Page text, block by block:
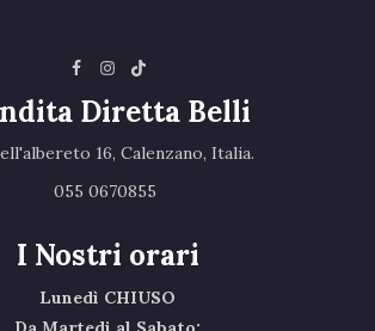
Diretta Belli
16, Calenzano, Italia.‎
055 0670855 ‎
I Nostri orari
Lunedì CHIUSO